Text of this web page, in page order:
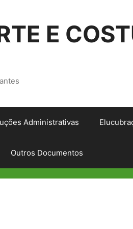
E
Administrativas
Outros Documentos